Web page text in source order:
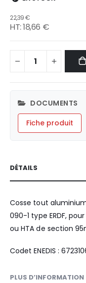
22,39 €
18,66 €
DOCUMENTS
Fiche produit
DÉTAILS
Cosse tout
090-1 type ERDF,
ou HTA de section
Codet ENEDIS :
PLUS D’INFORMATION